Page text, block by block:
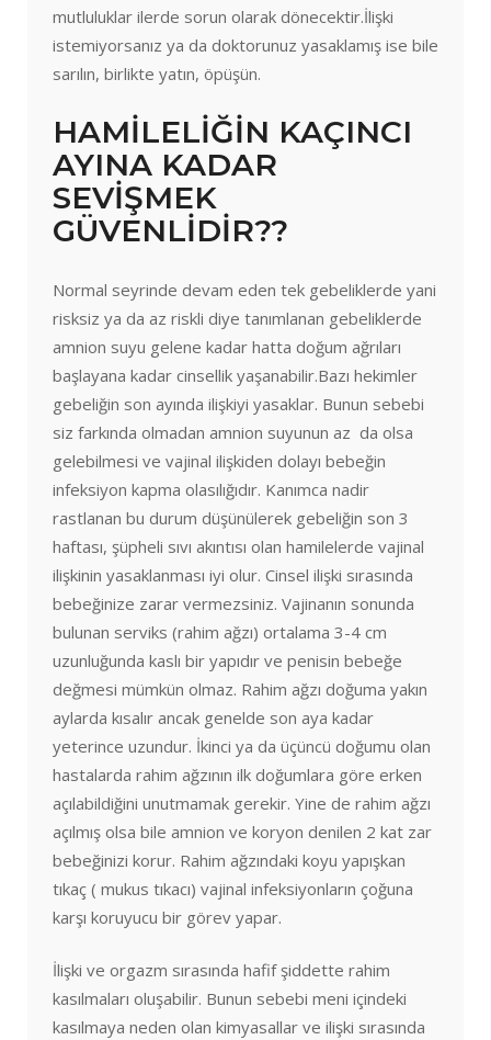
mutluluklar ilerde sorun olarak dönecektir.İlişki
istemiyorsanız ya da doktorunuz yasaklamış ise bile
sarılın, birlikte yatın, öpüşün.
HAMİLELİĞİN KAÇINCI
AYINA KADAR
SEVİŞMEK
GÜVENLİDİR??
Normal seyrinde devam eden tek gebeliklerde yani
risksiz ya da az riskli diye tanımlanan gebeliklerde
amnion suyu gelene kadar hatta doğum ağrıları
başlayana kadar cinsellik yaşanabilir.Bazı hekimler
gebeliğin son ayında ilişkiyi yasaklar. Bunun sebebi
siz farkında olmadan amnion suyunun az da olsa
gelebilmesi ve vajinal ilişkiden dolayı bebeğin
infeksiyon kapma olasılığıdır. Kanımca nadir
rastlanan bu durum düşünülerek gebeliğin son 3
haftası, şüpheli sıvı akıntısı olan hamilelerde vajinal
ilişkinin yasaklanması iyi olur. Cinsel ilişki sırasında
bebeğinize zarar vermezsiniz. Vajinanın sonunda
bulunan serviks (rahim ağzı) ortalama 3-4 cm
uzunluğunda kaslı bir yapıdır ve penisin bebeğe
değmesi mümkün olmaz. Rahim ağzı doğuma yakın
aylarda kısalır ancak genelde son aya kadar
yeterince uzundur. İkinci ya da üçüncü doğumu olan
hastalarda rahim ağzının ilk doğumlara göre erken
açılabildiğini unutmamak gerekir. Yine de rahim ağzı
açılmış olsa bile amnion ve koryon denilen 2 kat zar
bebeğinizi korur. Rahim ağzındaki koyu yapışkan
tıkaç ( mukus tıkacı) vajinal infeksiyonların çoğuna
karşı koruyucu bir görev yapar.
İlişki ve orgazm sırasında hafif şiddette rahim
kasılmaları oluşabilir. Bunun sebebi meni içindeki
kasılmaya neden olan kimyasallar ve ilişki sırasında